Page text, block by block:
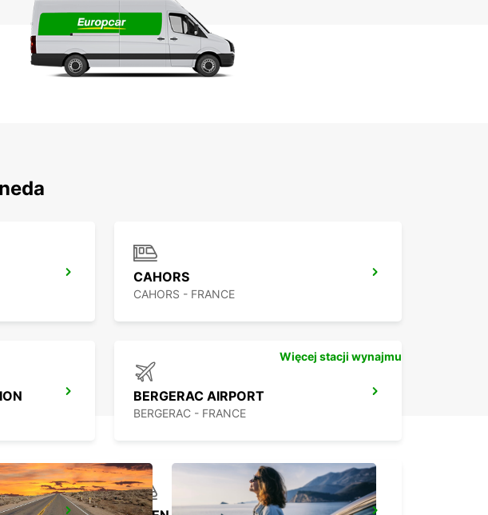
CAHORS
CAHORS - FRANCE
BERGERAC AIRPORT
BERGERAC - FRANCE
Więcej stacji wynajmu